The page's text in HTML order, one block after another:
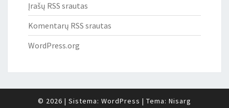
Įrašų RSS srautas
Komentarų RSS srautas
WordPress.org
© 2026 | Sistema: WordPress | Tema: Nisarg